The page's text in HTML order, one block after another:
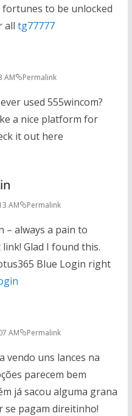
to be unlocked
all tg77777
AM Permalink
used 555wincom?
a nice platform for
it out here
AM Permalink
– always a pain to
Glad I found this.
Blue Login right
AM Permalink
vendo uns lances na
parecem bem
já sacou alguma grana
se pagam direitinho!